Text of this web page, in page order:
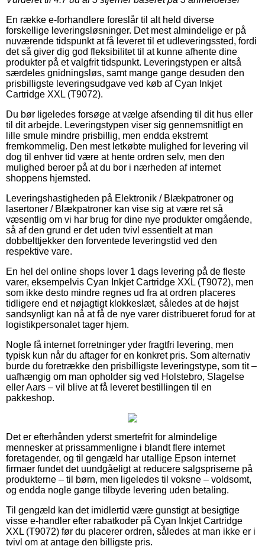
En række e-forhandlere foreslår til alt held diverse
forskellige leveringsløsninger. Det mest almindelige er på
nuværende tidspunkt at få leveret til et udleveringssted, fordi
det så giver dig god fleksibilitet til at kunne afhente dine
produkter på et valgfrit tidspunkt. Leveringstypen er altså
særdeles gnidningsløs, samt mange gange desuden den
prisbilligste leveringsudgave ved køb af Cyan Inkjet
Cartridge XXL (T9072).
Du bør ligeledes forsøge at vælge afsending til dit hus eller
til dit arbejde. Leveringstypen viser sig gennemsnitligt en
lille smule mindre prisbillig, men endda ekstremt
fremkommelig. Den mest letkøbte mulighed for levering vil
dog til enhver tid være at hente ordren selv, men den
mulighed beroer på at du bor i nærheden af internet
shoppens hjemsted.
Leveringshastigheden på Elektronik / Blækpatroner og
lasertoner / Blækpatroner kan vise sig at være ret så
væsentlig om vi har brug for dine nye produkter omgående,
så af den grund er det uden tvivl essentielt at man
dobbelttjekker den forventede leveringstid ved den
respektive vare.
En hel del online shops lover 1 dags levering på de fleste
varer, eksempelvis Cyan Inkjet Cartridge XXL (T9072), men
som ikke desto mindre regnes ud fra at ordren placeres
tidligere end et nøjagtigt klokkeslæt, således at de højst
sandsynligt kan nå at få de nye varer distribueret forud for at
logistikpersonalet tager hjem.
Nogle få internet forretninger yder fragtfri levering, men
typisk kun når du aftager for en konkret pris. Som alternativ
burde du foretrække den prisbilligste leveringstype, som tit –
uafhængig om man opholder sig ved Holstebro, Slagelse
eller Aars – vil blive at få leveret bestillingen til en
pakkeshop.
Det er efterhånden yderst smertefrit for almindelige
mennesker at prissammenligne i blandt flere internet
foretagender, og til gengæld har utallige Epson internet
firmaer fundet det uundgåeligt at reducere salgspriserne på
produkterne – til børn, men ligeledes til voksne – voldsomt,
og endda nogle gange tilbyde levering uden betaling.
Til gengæld kan det imidlertid være gunstigt at besigtige
visse e-handler efter rabatkoder på Cyan Inkjet Cartridge
XXL (T9072) før du placerer ordren, således at man ikke er i
tvivl om at antage den billigste pris.